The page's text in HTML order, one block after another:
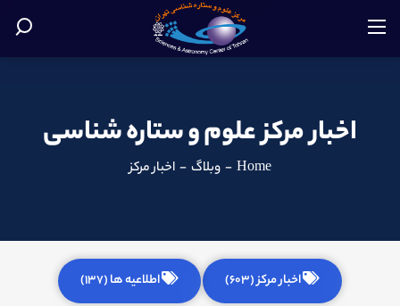
اخبار مرکز علوم و ستاره شناسی
Home
- وبلاگ - اخبار مرکز
اخبار مرکز (603) اطلاعیه ها (137)